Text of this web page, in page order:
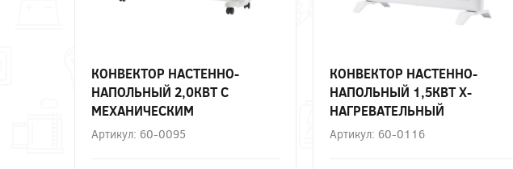
КОНВЕКТОР НАСТЕННО-
НАПОЛЬНЫЙ 2,0КВТ С
МЕХАНИЧЕСКИМ
ТЕРМОСТАТОМ, СТИЧ-
Артикул: 60-0095
КОНВЕКТОР НАСТЕННО-
НАПОЛЬНЫЙ 1,5КВТ Х-
НАГРЕВАТЕЛЬНЫЙ
ЭЛЕМЕНТ,НОЖКИ REXANT
Артикул: 60-0116